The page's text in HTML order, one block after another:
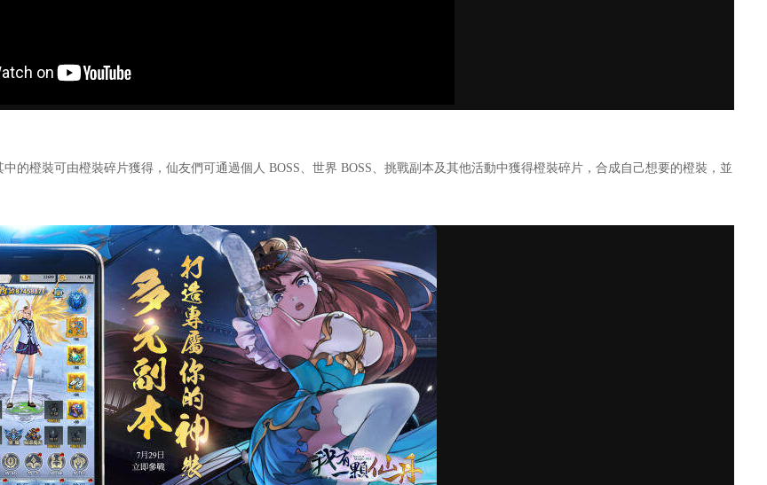
橙裝可由橙裝碎片獲得，仙友們可通過個人 BOSS、世界 BOSS、挑戰副本及其他活動中獲得橙裝碎片，合成自己想要的橙裝，並